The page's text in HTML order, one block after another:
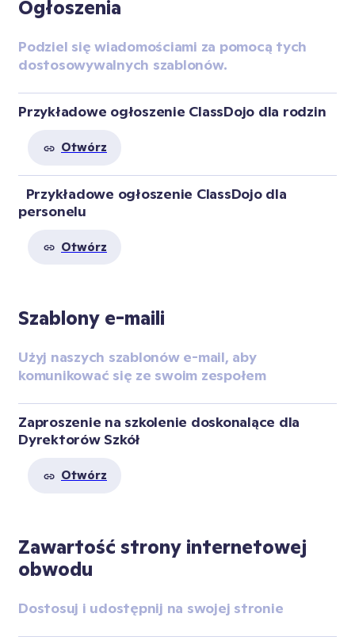
Ogłoszenia
Podziel się wiadomościami za pomocą tych
dostosowywalnych szablonów.
Przykładowe ogłoszenie ClassDojo dla rodzin
Otwórz
personelu
Otwórz
Szablony e-maili
Użyj naszych szablonów e-mail, aby
komunikować się ze swoim zespołem
Zaproszenie na szkolenie doskonalące dla
Dyrektorów Szkół
Otwórz
Zawartość strony internetowej
obwodu
Dostosuj i udostępnij na swojej stronie